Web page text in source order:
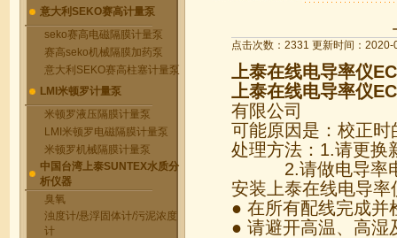
意大利SEKO赛高计量泵
seko赛高电磁隔膜计量泵
赛高seko机械隔膜加药泵
意大利SEKO赛高柱塞计量泵
LMI米顿罗计量泵
米顿罗液压隔膜计量泵
LMI米顿罗电磁隔膜计量泵
米顿罗机械隔膜计量泵
中国台湾上泰SUNTEX水质分
析仪器
臭氧
浊度计/悬浮固体计/污泥浓度
计
点击次数：2331 更新时间：2020-
上泰在线电导率仪
上泰在线电导率仪
有限公司
可能原因是：校正
处理方法：1.请更换
2.请做电导率电
安装上泰在线电导率
● 在所有配线完成并
● 请避开高温、高湿